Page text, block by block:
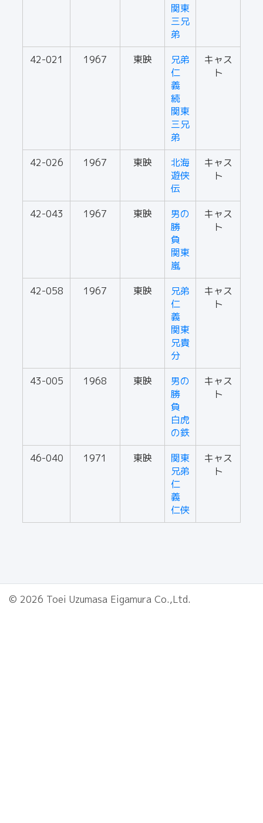
関東
三兄
弟
42-021
1967 東映
兄弟
仁
義
続
関東
三兄
弟
キャス
ト
42-026 1967 東映
北海
遊侠
伝
キャス
ト
42-043 1967 東映
男の
勝
負
関東
嵐
キャス
ト
42-058 1967 東映
兄弟
仁
義
関東
兄貴
分
キャス
ト
43-005 1968 東映
男の
勝
負
白虎
の鉄
キャス
ト
46-040 1971 東映
関東
兄弟
仁
義
仁侠
キャス
ト
© 2026 Toei Uzumasa Eigamura Co.,Ltd.